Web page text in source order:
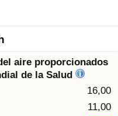
aire proporcionados
de la Salud
16,00
11,00
(Actual)